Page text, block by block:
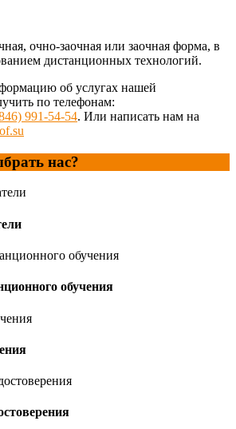
очно-заочная или заочная форма, в
дистанционных технологий.
об услугах нашей
по телефонам:
991-54-54. Или написать нам на
нас?
обучения